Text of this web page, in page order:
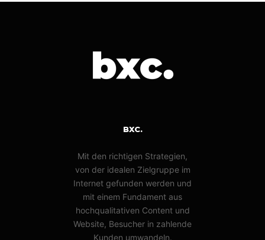
BXC.
Mit den richtigen Strategien,
von der idealen Zielgruppe im
Internet gefunden werden und
mit einem Fundament aus
hochqualitativen Content und
Website, Besucher in zahlende
Kunden umwandeln.